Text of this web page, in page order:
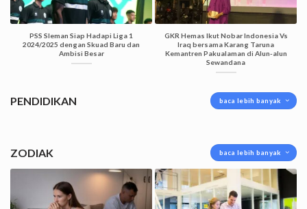
PSS Sleman Siap Hadapi Liga 1
2024/2025 dengan Skuad Baru dan
Ambisi Besar
GKR Hemas Ikut Nobar Indonesia Vs
Iraq bersama Karang Taruna
Kemantren Pakualaman di Alun-alun
Sewandana
PENDIDIKAN baca lebih banyak
ZODIAK baca lebih banyak